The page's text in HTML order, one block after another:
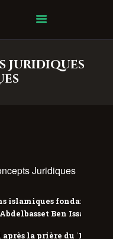
Juridiques
Badr
Juridiques
islamiques
Ben Issa
la prière du ʿIchâʾ